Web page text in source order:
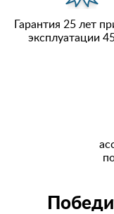
Гарантия 25 лет
эксплуатации